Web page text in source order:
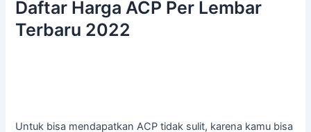
Daftar Harga ACP Per Lembar
Terbaru 2022
Untuk bisa mendapatkan ACP tidak sulit, karena kamu bisa